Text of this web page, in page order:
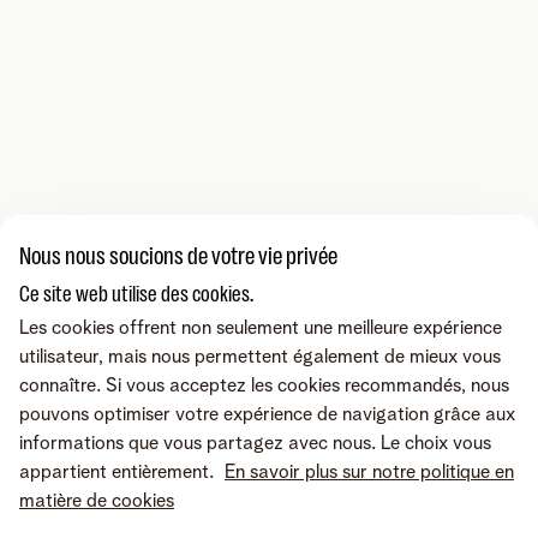
Nous nous soucions de votre vie privée
Ce site web utilise des cookies.
Les cookies offrent non seulement une meilleure expérience
utilisateur, mais nous permettent également de mieux vous
connaître. Si vous acceptez les cookies recommandés, nous
pouvons optimiser votre expérience de navigation grâce aux
informations que vous partagez avec nous. Le choix vous
appartient entièrement.
En savoir plus sur notre politique en
matière de cookies